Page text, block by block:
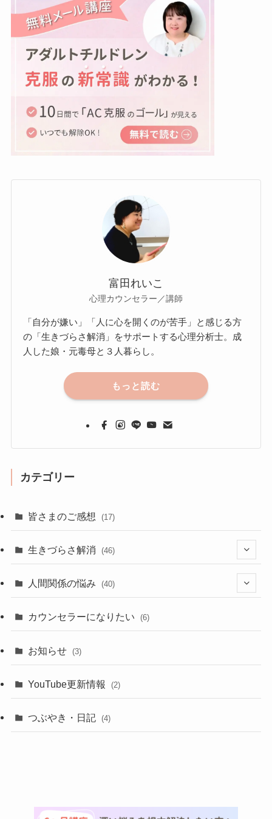
富田れいこ
心理カウンセラー／講師
「自分が嫌い」「人に心を開くのが苦手」と感じる方
の「生きづらさ解消」をサポートする心理分析士。成
人した娘・元毒母と３人暮らし。
もっと読む
カテゴリー
皆さまのご感想 (17)
生きづらさ解消 (46)
(3)
人間関係の悩み (40)
カウンセラーになりたい (6)
お知らせ (3)
YouTube更新情報 (2)
つぶやき・日記 (4)